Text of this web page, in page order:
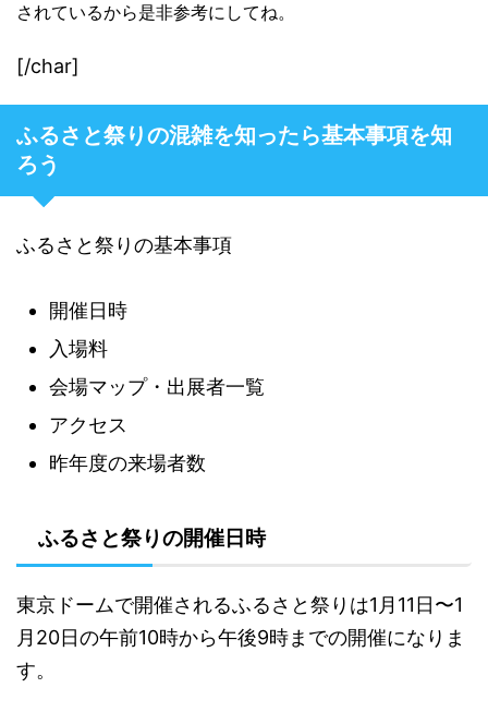
されているから是非参考にしてね。
[/char]
ふるさと祭りの混雑を知ったら基本事項を知
ろう
ふるさと祭りの基本事項
開催日時
入場料
会場マップ・出展者一覧
アクセス
昨年度の来場者数
ふるさと祭りの開催日時
東京ドームで開催されるふるさと祭りは1月11日〜1
月20日の午前10時から午後9時までの開催になりま
す。